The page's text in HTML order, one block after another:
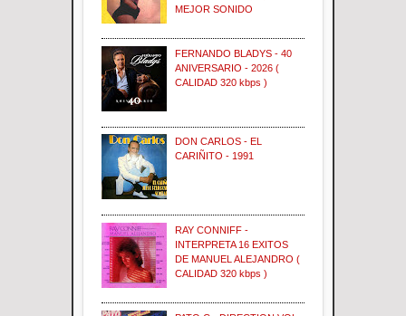
MEJOR SONIDO
FERNANDO BLADYS - 40
ANIVERSARIO - 2026 (
CALIDAD 320 kbps )
DON CARLOS - EL
CARIÑITO - 1991
RAY CONNIFF -
INTERPRETA 16 EXITOS
DE MANUEL ALEJANDRO (
CALIDAD 320 kbps )